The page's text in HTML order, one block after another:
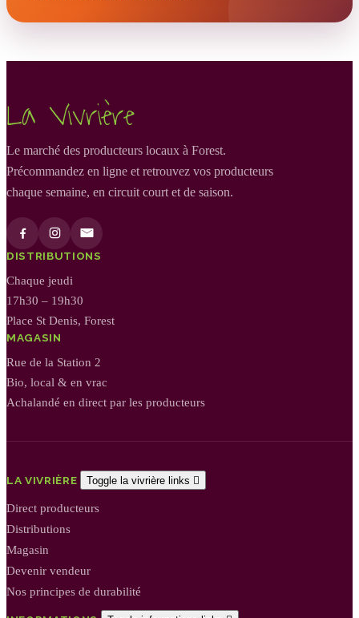
La Vivrière
Le marché des producteurs locaux à Forest.
Précommandez en ligne et retrouvez vos producteurs
chaque semaine, en circuit court et de saison.
DISTRIBUTIONS
Chaque jeudi
17h30 – 19h30
Place St Denis, Forest
MAGASIN
Rue de la Station 2
Bio, local & en vrac
Achalandé en direct par les producteurs
LA VIVRIÈRE Toggle la vivrière links 
Direct producteurs
Distributions
Magasin
Devenir vendeur
Nos principes de durabilité